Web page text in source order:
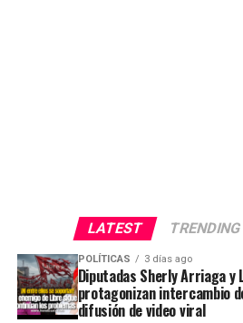
LATEST TRENDING
POLÍTICAS 3 días ago
Diputadas Sherly Arriaga y
protagonizan intercambio
difusión de video viral